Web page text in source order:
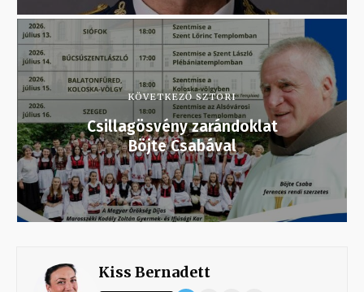
KÖVETKEZŐ SZTORI
Csillagösvény zarándoklat
Böjte Csabával
Kiss Bernadett